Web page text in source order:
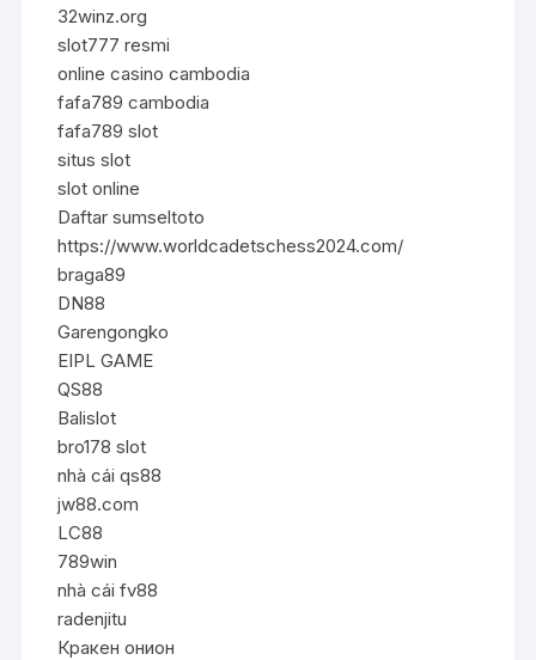
32winz.org
slot777 resmi
online casino cambodia
fafa789 cambodia
fafa789 slot
situs slot
slot online
Daftar sumseltoto
https://www.worldcadetschess2024.com/
braga89
DN88
Garengongko
EIPL GAME
QS88
Balislot
bro178 slot
nhà cái qs88
jw88.com
LC88
789win
nhà cái fv88
radenjitu
Кракен онион